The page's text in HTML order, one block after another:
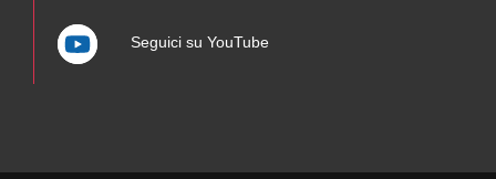
Seguici su YouTube